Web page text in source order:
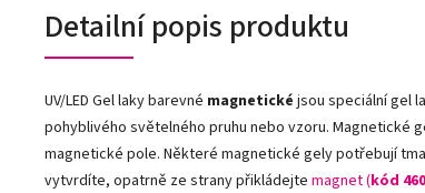
Detailní popis produktu
UV/LED Gel laky barevné magnetické jsou speciální gel
pohyblivého světelného pruhu nebo vzoru. Magnetické
magnetické pole. Některé magnetické gely potřebují
vytvrdíte, opatrně ze strany přikládejte magnet (kód